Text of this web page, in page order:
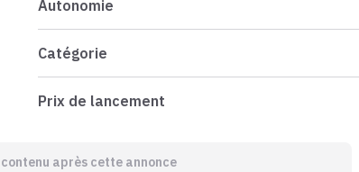
Autonomie
Catégorie
Prix de lancement
après cette annonce